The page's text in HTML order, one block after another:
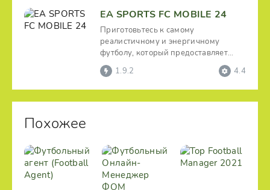
EA SPORTS FC MOBILE 24
Приготовьтесь к самому
реалистичному и энергичному
футболу, который предоставляет
геймерам уникальный и
динамичный
1.9.2 4.4
Похожее